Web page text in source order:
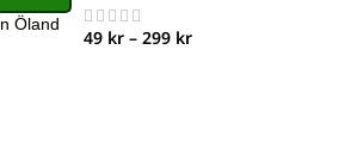
Öland
49 kr – 299 kr